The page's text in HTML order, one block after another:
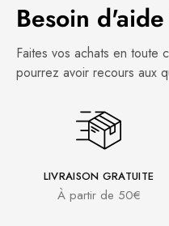
Besoin
Faites vos achats en toute
pourrez avoir recours aux
LIVRAISON GRATUITE
À partir de 50€